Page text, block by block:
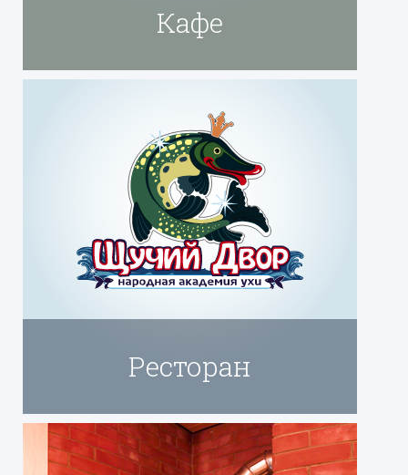
Кафе
Ресторан